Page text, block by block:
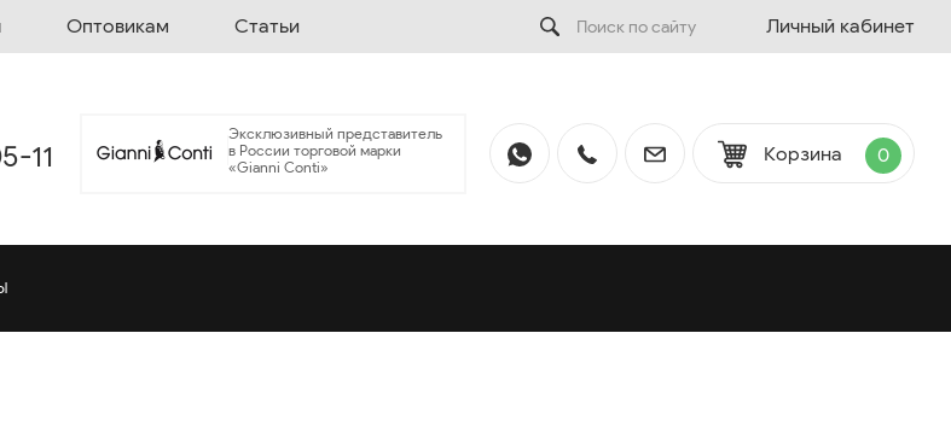
Оптовикам Статьи Личный кабинет
11
Эксклюзивный представитель
в России торговой марки
«Gianni Conti»
Корзина 0